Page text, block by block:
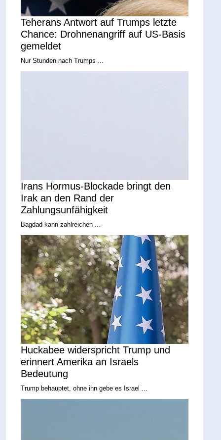
Teherans Antwort auf Trumps letzte
Chance: Drohnenangriff auf US-Basis
gemeldet
Nur Stunden nach Trumps ...
Irans Hormus-Blockade bringt den
Irak an den Rand der
Zahlungsunfähigkeit
Bagdad kann zahlreichen ...
Huckabee widerspricht Trump und
erinnert Amerika an Israels
Bedeutung
Trump behauptet, ohne ihn gebe es Israel ...